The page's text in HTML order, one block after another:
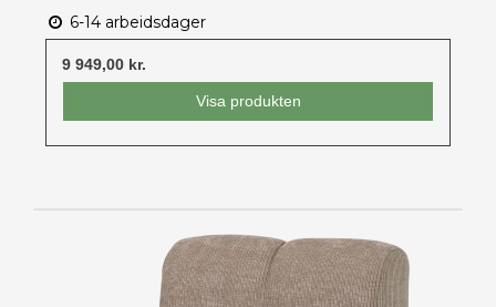
6-14 arbeidsdager
9 949,00 kr.
Visa produkten